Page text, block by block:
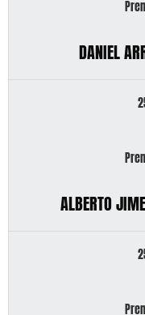
DANIEL
ALBERTO